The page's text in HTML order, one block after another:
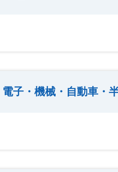
電子・機械・自動車・